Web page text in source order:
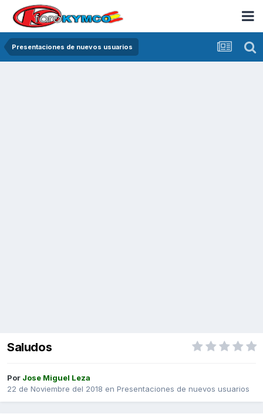
Presentaciones de nuevos usuarios
Saludos
Por Jose Miguel Leza
22 de Noviembre del 2018 en Presentaciones de nuevos usuarios